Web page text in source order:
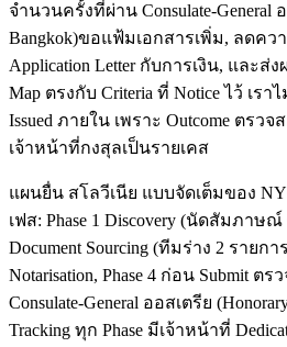
จำนวนครั้งที่ผ่าน Consulate-General
Bangkok)ขอแฟ้มเอกสารเพิ่ม, ลดค
Application Letter กับการเงิน, และ
Map ตรงกับ Criteria ที่ Notice ไว้ เรา
Issued ภายใน เพราะ Outcome ตร
เจ้าหน้าที่กงสุลเป็นรายเคส
แผนยื่น สโลวีเนีย แบบจัดเต็มของ
เฟส: Phase 1 Discovery (นัดสัมภาษณ์
Document Sourcing (ทีมร่าง 2 รายกา
Notarisation, Phase 4 ก่อน Submit ตร
Consulate-General ออสเตรีย
Tracking ทุก Phase มีเจ้าหน้าที่